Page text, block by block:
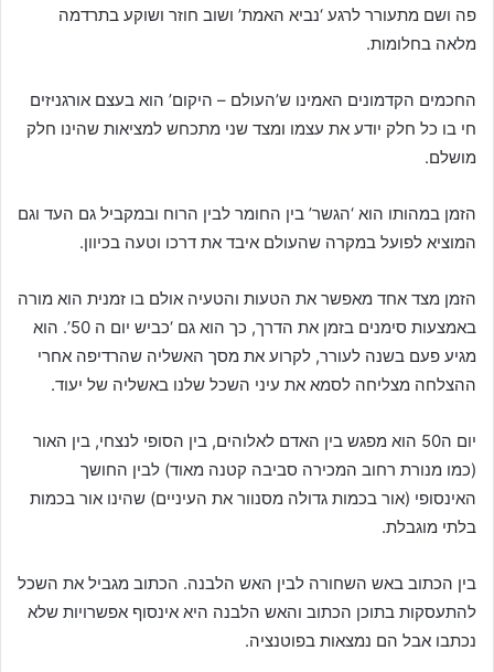
פה ושם מתעורר לרגע ‘נביא האמת’ ושוב חוזר ושוקע בתרדמה
מלאה בחלומות.
החכמים הקדמונים האמינו ש’העולם – היקום’ הוא בעצם אורגניזים
חי בו כל חלק יודע את עצמו ומצד שני מתכחש למציאות שהינו חלק
מושלם.
הזמן במהותו הוא ‘הגשר’ בין החומר לבין הרוח ובמקביל גם העד וגם
המוציא לפועל במקרה שהעולם איבד את דרכו וטעה בכיוון.
הזמן מצד אחד מאפשר את הטעות והטעיה אולם בו זמנית הוא מורה
באמצעות סימנים בזמן את הדרך, כך הוא גם ‘כביש יום ה 50’. הוא
מגיע פעם בשנה לעורר, לקרוע את מסך האשליה שהרדיפה אחרי
ההצלחה מצליחה לסמא את עיני השכל שלנו באשליה של יעוד.
יום ה50 הוא מפגש בין האדם לאלוהים, בין הסופי לנצחי, בין האור
(כמו מנורת רחוב המכירה סביבה קטנה מאוד) לבין החושך
האינסופי (אור בכמות גדולה מסנוור את העיניים) שהינו אור בכמות
בלתי מוגבלת.
בין הכתוב באש השחורה לבין האש הלבנה. הכתוב מגביל את השכל
להתעסקות בתוכן הכתוב והאש הלבנה היא אינסוף אפשרויות שלא
נכתבו אבל הם נמצאות בפוטנציה.